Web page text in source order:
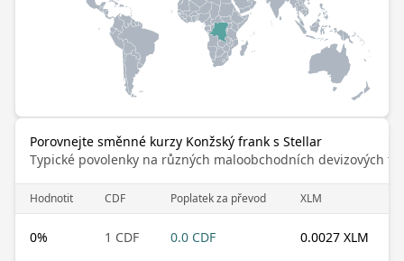
Porovnejte směnné kurzy Konžský frank s Stellar
Typické povolenky na různých maloobchodních devizových
Hodnotit CDF Poplatek za převod XLM
0% 1 CDF 0.0 CDF 0.0027 XLM